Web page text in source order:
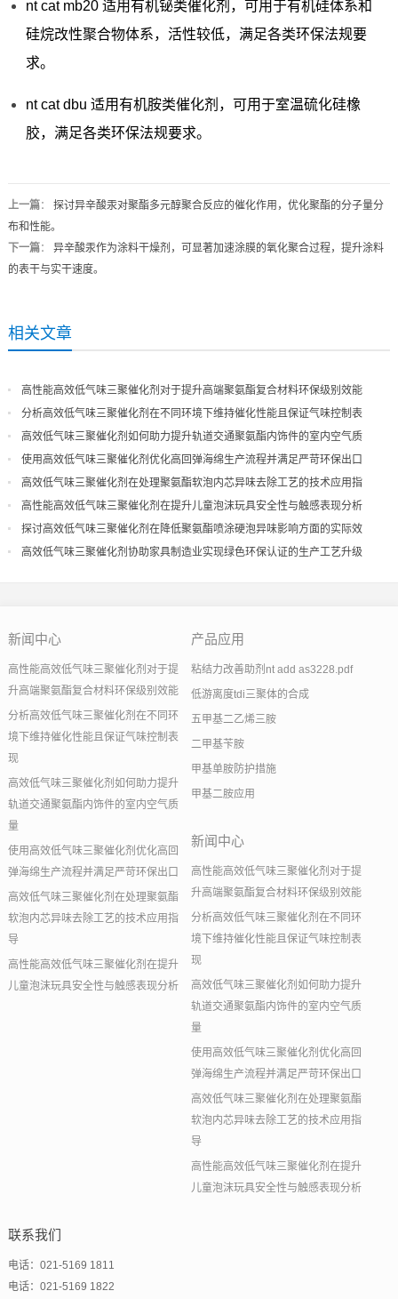
nt cat mb20 适用有机铋类催化剂，可用于有机硅体系和
硅烷改性聚合物体系，活性较低，满足各类环保法规要
求。
nt cat dbu 适用有机胺类催化剂，可用于室温硫化硅橡
胶，满足各类环保法规要求。
上一篇： 探讨异辛酸汞对聚酯多元醇聚合反应的催化作用，优化聚酯的分子量分
布和性能。
下一篇： 异辛酸汞作为涂料干燥剂，可显著加速涂膜的氧化聚合过程，提升涂料
的表干与实干速度。
相关文章
高性能高效低气味三聚催化剂对于提升高端聚氨酯复合材料环保级别效能
分析高效低气味三聚催化剂在不同环境下维持催化性能且保证气味控制表
现
高效低气味三聚催化剂如何助力提升轨道交通聚氨酯内饰件的室内空气质
量
使用高效低气味三聚催化剂优化高回弹海绵生产流程并满足严苛环保出口
高效低气味三聚催化剂在处理聚氨酯软泡内芯异味去除工艺的技术应用指
导
高性能高效低气味三聚催化剂在提升儿童泡沫玩具安全性与触感表现分析
探讨高效低气味三聚催化剂在降低聚氨酯喷涂硬泡异味影响方面的实际效
果
高效低气味三聚催化剂协助家具制造业实现绿色环保认证的生产工艺升级
新闻中心
高性能高效低气味三聚催化剂对于提
升高端聚氨酯复合材料环保级别效能
分析高效低气味三聚催化剂在不同环
境下维持催化性能且保证气味控制表
现
高效低气味三聚催化剂如何助力提升
轨道交通聚氨酯内饰件的室内空气质
量
使用高效低气味三聚催化剂优化高回
弹海绵生产流程并满足严苛环保出口
高效低气味三聚催化剂在处理聚氨酯
软泡内芯异味去除工艺的技术应用指
导
高性能高效低气味三聚催化剂在提升
儿童泡沫玩具安全性与触感表现分析
产品应用
粘结力改善助剂nt add as3228.pdf
低游离度tdi三聚体的合成
五甲基二乙烯三胺
二甲基苄胺
甲基单胺防护措施
甲基二胺应用
新闻中心
高性能高效低气味三聚催化剂对于提
升高端聚氨酯复合材料环保级别效能
分析高效低气味三聚催化剂在不同环
境下维持催化性能且保证气味控制表
现
高效低气味三聚催化剂如何助力提升
轨道交通聚氨酯内饰件的室内空气质
量
使用高效低气味三聚催化剂优化高回
弹海绵生产流程并满足严苛环保出口
高效低气味三聚催化剂在处理聚氨酯
软泡内芯异味去除工艺的技术应用指
导
高性能高效低气味三聚催化剂在提升
儿童泡沫玩具安全性与触感表现分析
联系我们
电话：021-5169 1811
电话：021-5169 1822